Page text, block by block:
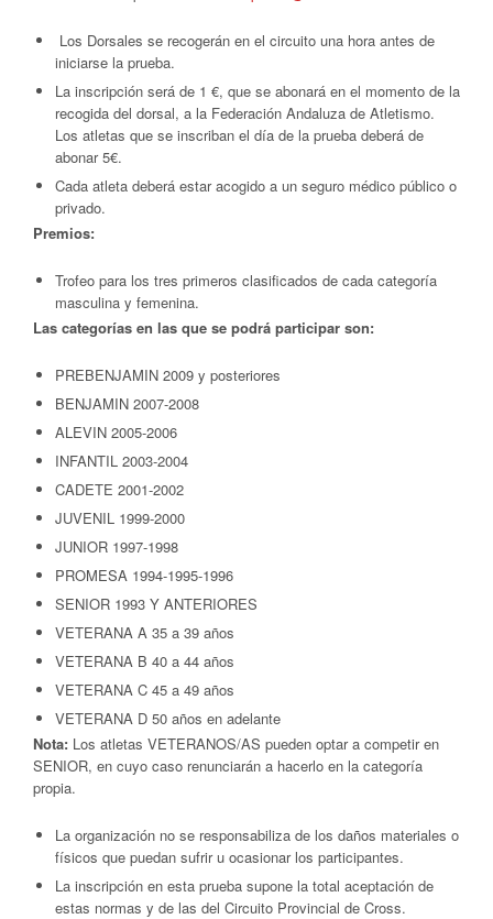
Los Dorsales se recogerán en el circuito una hora antes de
iniciarse la prueba.
La inscripción será de 1 €, que se abonará en el momento de la
recogida del dorsal, a la Federación Andaluza de Atletismo.
Los atletas que se inscriban el día de la prueba deberá de
abonar 5€.
Cada atleta deberá estar acogido a un seguro médico público o
privado.
Premios:
Trofeo para los tres primeros clasificados de cada categoría
masculina y femenina.
Las categorías en las que se podrá participar son:
PREBENJAMIN 2009 y posteriores
BENJAMIN 2007-2008
ALEVIN 2005-2006
INFANTIL 2003-2004
CADETE 2001-2002
JUVENIL 1999-2000
JUNIOR 1997-1998
PROMESA 1994-1995-1996
SENIOR 1993 Y ANTERIORES
VETERANA A 35 a 39 años
VETERANA B 40 a 44 años
VETERANA C 45 a 49 años
VETERANA D 50 años en adelante
Nota: Los atletas VETERANOS/AS pueden optar a competir en
SENIOR, en cuyo caso renunciarán a hacerlo en la categoría
propia.
La organización no se responsabiliza de los daños materiales o
físicos que puedan sufrir u ocasionar los participantes.
La inscripción en esta prueba supone la total aceptación de
estas normas y de las del Circuito Provincial de Cross.